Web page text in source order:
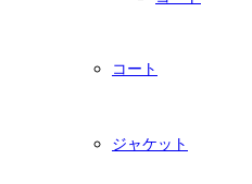
コート
ジャケット